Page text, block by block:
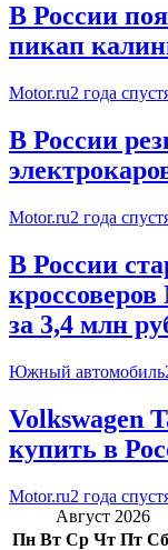
В России
пикап
Motor.ru2 года
В России
Motor.ru2 года
В России
за 3,4 млн
Южный автомобиль
Volkswagen
купить в
Motor.ru2 года
Август 2026
Пн Вт Ср Чт Пт Сб